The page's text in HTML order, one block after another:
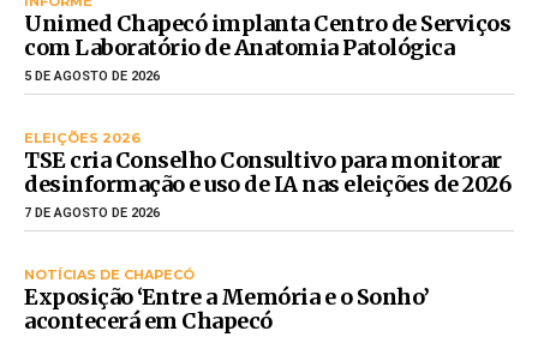
Unimed Chapecó implanta Centro de Serviços
com Laboratório de Anatomia Patológica
5 DE AGOSTO DE 2026
ELEIÇÕES 2026
TSE cria Conselho Consultivo para monitorar
desinformação e uso de IA nas eleições de 2026
7 DE AGOSTO DE 2026
NOTÍCIAS DE CHAPECÓ
Exposição ‘Entre a Memória e o Sonho’
acontecerá em Chapecó